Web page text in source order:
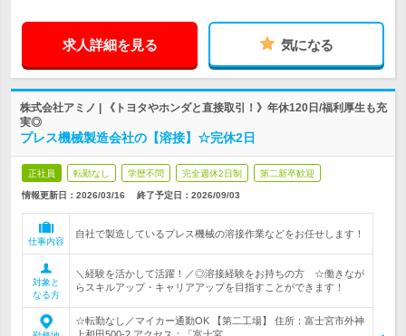
求人詳細を見る 気になる
株式会社アミノ | 《トヨタやホンダと直接取引！》年休120日/福利厚生も充
実◎
プレス機械製造会社の【溶接】☆完休2日
正社員 転勤なし 学歴不問 完全週休2日制 第二新卒歓迎
情報更新日：2026/03/16 終了予定日： 2026/09/03
仕事内容
自社で製造しているプレス機械の溶接作業などをお任せします！
対象と
なる方
＼経験を活かして活躍！／◎溶接経験をお持ちの方 ☆働きなが
らスキルアップ・キャリアアップを目指すことができます！
☆転勤なし／マイカー通勤OK 【第二工場】 住所：富士宮市外神